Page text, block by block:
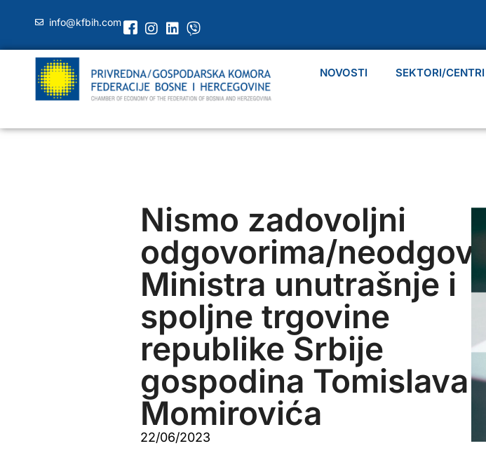
info@kfbih.com
NOVOSTI SEKTORI/CENTRI
Nismo zadovoljni
odgovorima/
Ministra unutrašnje i
spoljne trgovine
republike Srbije
gospodina Tomislava
Momirovića
22/06/2023